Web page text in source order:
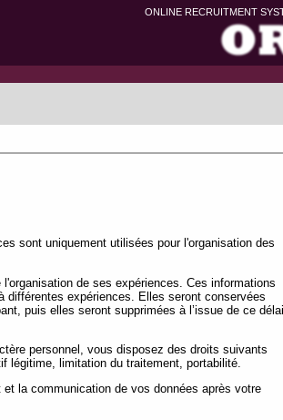
ONLINE RECRUITMENT
sont uniquement utilisées pour l'organisation des
de ses expériences. Ces informations
différentes expériences. Elles seront conservées
puis elles seront supprimées à l’issue de ce délai
personnel, vous disposez des droits suivants
légitime, limitation du traitement, portabilité.
la communication de vos données après votre